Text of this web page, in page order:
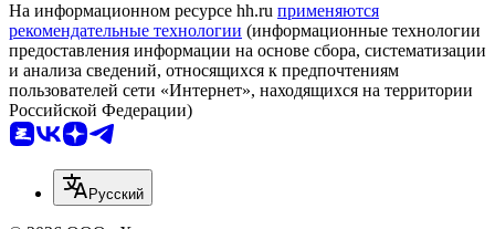
На информационном ресурсе hh.ru применяются
рекомендательные технологии (информационные технологии
предоставления информации на основе сбора, систематизации
и анализа сведений, относящихся к предпочтениям
пользователей сети «Интернет», находящихся на территории
Российской Федерации)
Русский